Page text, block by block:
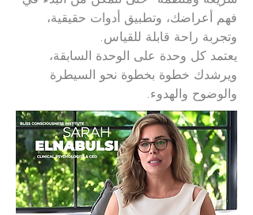
فهم أعراضك، وتطبيق أدوات حقيقية،
وتجربة راحة قابلة للقياس.
يعتمد كل وحدة على الوحدة السابقة،
ويرشدك خطوة بخطوة نحو السيطرة
والوضوح والهدوء.